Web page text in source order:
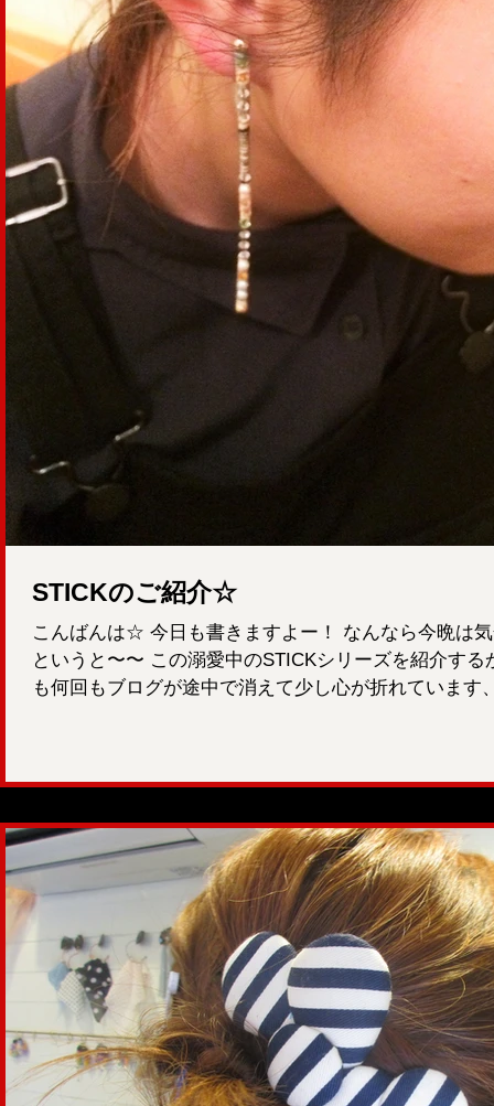
STICKのご紹介☆
こんばんは☆ 今日も書きますよー！ なんなら今晩は
というと〜〜 この溺愛中のSTICKシリーズを紹介す
も何回もブログが途中で消えて少し心が折れています